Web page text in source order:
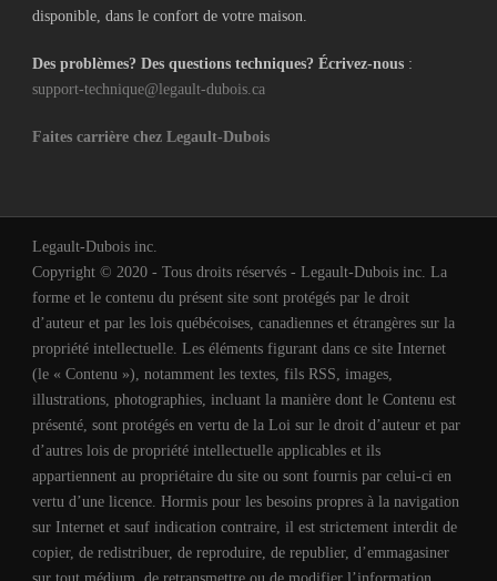
disponible, dans le confort de votre maison.
Des problèmes? Des questions techniques? Écrivez-nous :
support-technique@legault-dubois.ca
Faites carrière chez Legault-Dubois
Legault-Dubois inc.
Copyright © 2020 - Tous droits réservés - Legault-Dubois inc. La
forme et le contenu du présent site sont protégés par le droit
d’auteur et par les lois québécoises, canadiennes et étrangères sur la
propriété intellectuelle. Les éléments figurant dans ce site Internet
(le « Contenu »), notamment les textes, fils RSS, images,
illustrations, photographies, incluant la manière dont le Contenu est
présenté, sont protégés en vertu de la Loi sur le droit d’auteur et par
d’autres lois de propriété intellectuelle applicables et ils
appartiennent au propriétaire du site ou sont fournis par celui-ci en
vertu d’une licence. Hormis pour les besoins propres à la navigation
sur Internet et sauf indication contraire, il est strictement interdit de
copier, de redistribuer, de reproduire, de republier, d’emmagasiner